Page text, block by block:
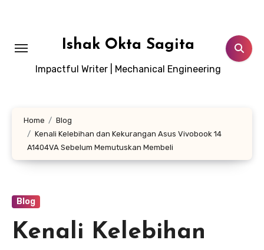
Ishak Okta Sagita
Impactful Writer | Mechanical Engineering
Home
Blog
Kenali Kelebihan dan Kekurangan Asus Vivobook 14
A1404VA Sebelum Memutuskan Membeli
Blog
Kenali Kelebihan